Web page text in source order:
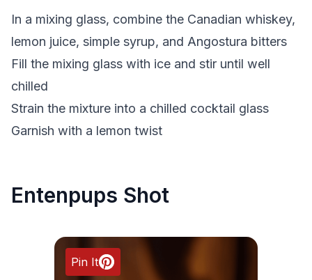
In a mixing glass, combine the Canadian whiskey,
lemon juice, simple syrup, and Angostura bitters
Fill the mixing glass with ice and stir until well
chilled
Strain the mixture into a chilled cocktail glass
Garnish with a lemon twist
Entenpups Shot
Pin It